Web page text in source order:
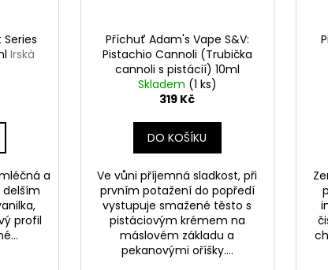
Irská
a
delším
profil
Příchuť Adam's Vape S&V:
Pistachio Cannoli (Trubička
cannoli s pistácií) 10ml
Skladem (1 ks)
319 Kč
DO KOŠÍKU
Ve vůni příjemná sladkost, při
prvním potažení do popředí
vystupuje smažené těsto s
pistáciovým krémem na
máslovém základu a
pekanovými oříšky....